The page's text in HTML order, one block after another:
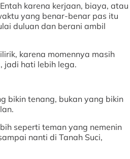
karena kerjaan, biaya, atau
yang benar-benar pas itu
duluan dan berani ambil
karena momennya masih
jadi hati lebih lega.
bikin tenang, bukan yang bikin
seperti teman yang nemenin
nanti di Tanah Suci,